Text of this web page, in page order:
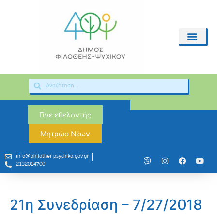
Γίνε εθελοντής
Μητρώο Νέων
info@philothei-psychiko.gov.gr
2132014700
21η Συνεδρίαση – 7/27/2018